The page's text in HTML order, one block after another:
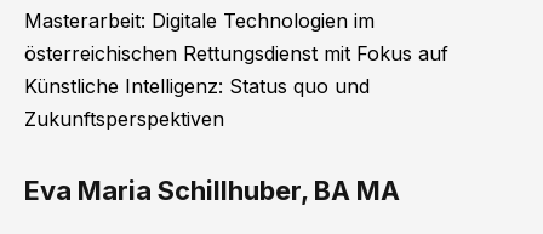
Masterarbeit: Digitale Technologien im
österreichischen Rettungsdienst mit Fokus auf
Künstliche Intelligenz: Status quo und
Zukunftsperspektiven
Eva Maria Schillhuber, BA MA